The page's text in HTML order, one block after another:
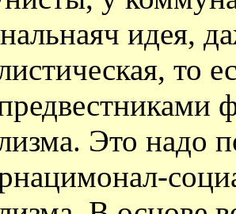
идея,
то
Это надо